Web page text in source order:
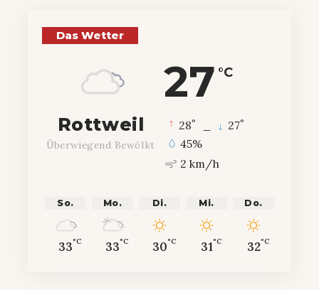
Das Wetter
27 °C
Rottweil
Überwiegend Bewölkt
28° 27°
45%
2 km/h
So.
33°C
Mo.
33°C
Di.
30°C
Mi.
31°C
Do.
32°C